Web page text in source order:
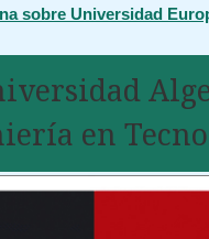
sobre Universidad
en